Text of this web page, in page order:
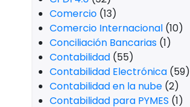
Comercio (13)
Comercio Internacional (10)
Conciliación Bancarias (1)
Contabilidad (55)
Contabilidad Electrónica (59)
Contabilidad en la nube (2)
Contabilidad para PYMES (1)